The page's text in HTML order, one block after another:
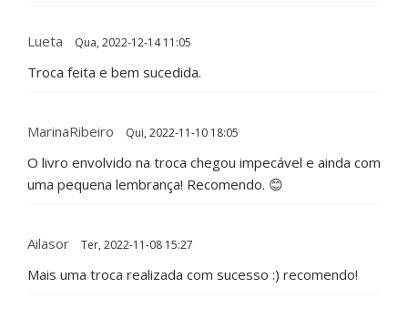
Lueta Qua, 2022-12-14 11:05
Troca feita e bem sucedida.
MarinaRibeiro Qui, 2022-11-10 18:05
O livro envolvido na troca chegou impecável e ainda com
uma pequena lembrança! Recomendo. 😊
Ailasor Ter, 2022-11-08 15:27
Mais uma troca realizada com sucesso :) recomendo!